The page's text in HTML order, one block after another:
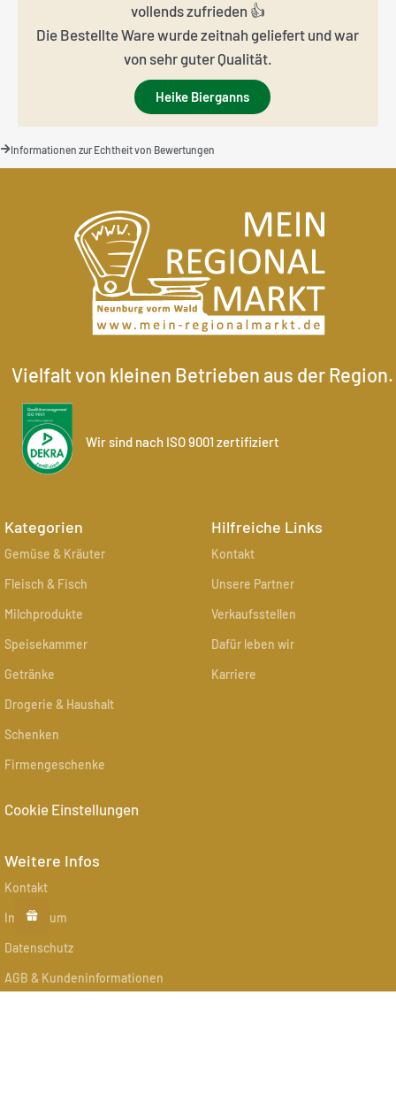
vollends zufrieden 👍
Die Bestellte Ware wurde zeitnah geliefert und war
von sehr guter Qualität.
Heike Bierganns
Informationen zur Echtheit von Bewertungen
Vielfalt von kleinen Betrieben aus der Region.
Wir sind nach ISO 9001 zertifiziert
Kategorien
Gemüse & Kräuter
Fleisch & Fisch
Milchprodukte
Speisekammer
Getränke
Drogerie & Haushalt
Schenken
Firmengeschenke
Cookie Einstellungen
Hilfreiche Links
Kontakt
Unsere Partner
Verkaufsstellen
Dafür leben wir
Karriere
Weitere Infos
Kontakt
Impressum
Datenschutz
AGB & Kundeninformationen